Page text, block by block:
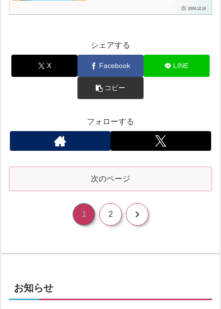
2024.12.10
シェアする
X Facebook LINE
コピー
フォローする
次のページ
1 2 次
お知らせ